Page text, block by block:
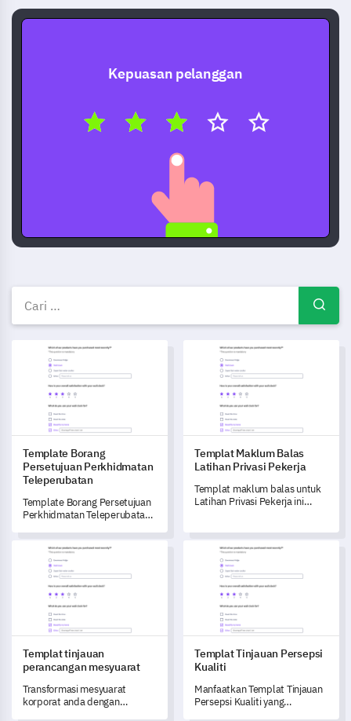
Kepuasan pelanggan
Templat tinjauan percuma —
Template Borang Persetujuan Perkhidmatan Teleperubatan
Template Borang
Persetujuan Perkhidmatan
Teleperubatan
Template Borang Persetujuan
Perkhidmatan Teleperubatan
menyampaikan dengan jelas
konsep teleperubatan dan
menangkap data persetujuan
pesakit.
Templat Maklum Balas
Templat Maklum Balas
Latihan Privasi Pekerja
Templat maklum balas untuk
Latihan Privasi Pekerja ini
tentang keberkesanan,
relevansi, dan aspek logistik
sesi latihan anda.
Templat tinjauan perancangan mesyuarat
Templat tinjauan
perancangan mesyuarat
Transformasi mesyuarat
korporat anda dengan
Templat Tinjauan Persepsi
Templat Tinjauan Persepsi
Kualiti
Manfaatkan Templat Tinjauan
Persepsi Kualiti yang